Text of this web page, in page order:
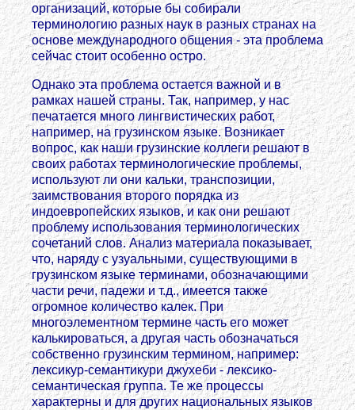
организаций, которые бы собирали
терминологию разных наук в разных странах на
основе международного общения - эта проблема
сейчас стоит особенно остро.
Однако эта проблема остается важной и в
рамках нашей страны. Так, например, у нас
печатается много лингвистических работ,
например, на грузинском языке. Возникает
вопрос, как наши грузинские коллеги решают в
своих работах терминологические проблемы,
используют ли они кальки, транспозиции,
заимствования второго порядка из
индоевропейских языков, и как они решают
проблему использования терминологических
сочетаний слов. Анализ материала показывает,
что, наряду с узуальными, существующими в
грузинском языке терминами, обозначающими
части речи, падежи и т.д., имеется также
огромное количество калек. При
многоэлементном термине часть его может
калькироваться, а другая часть обозначаться
собственно грузинским термином, например:
лексикур-семантикури джухеби - лексико-
семантическая группа. Те же процессы
характерны и для других национальных языков